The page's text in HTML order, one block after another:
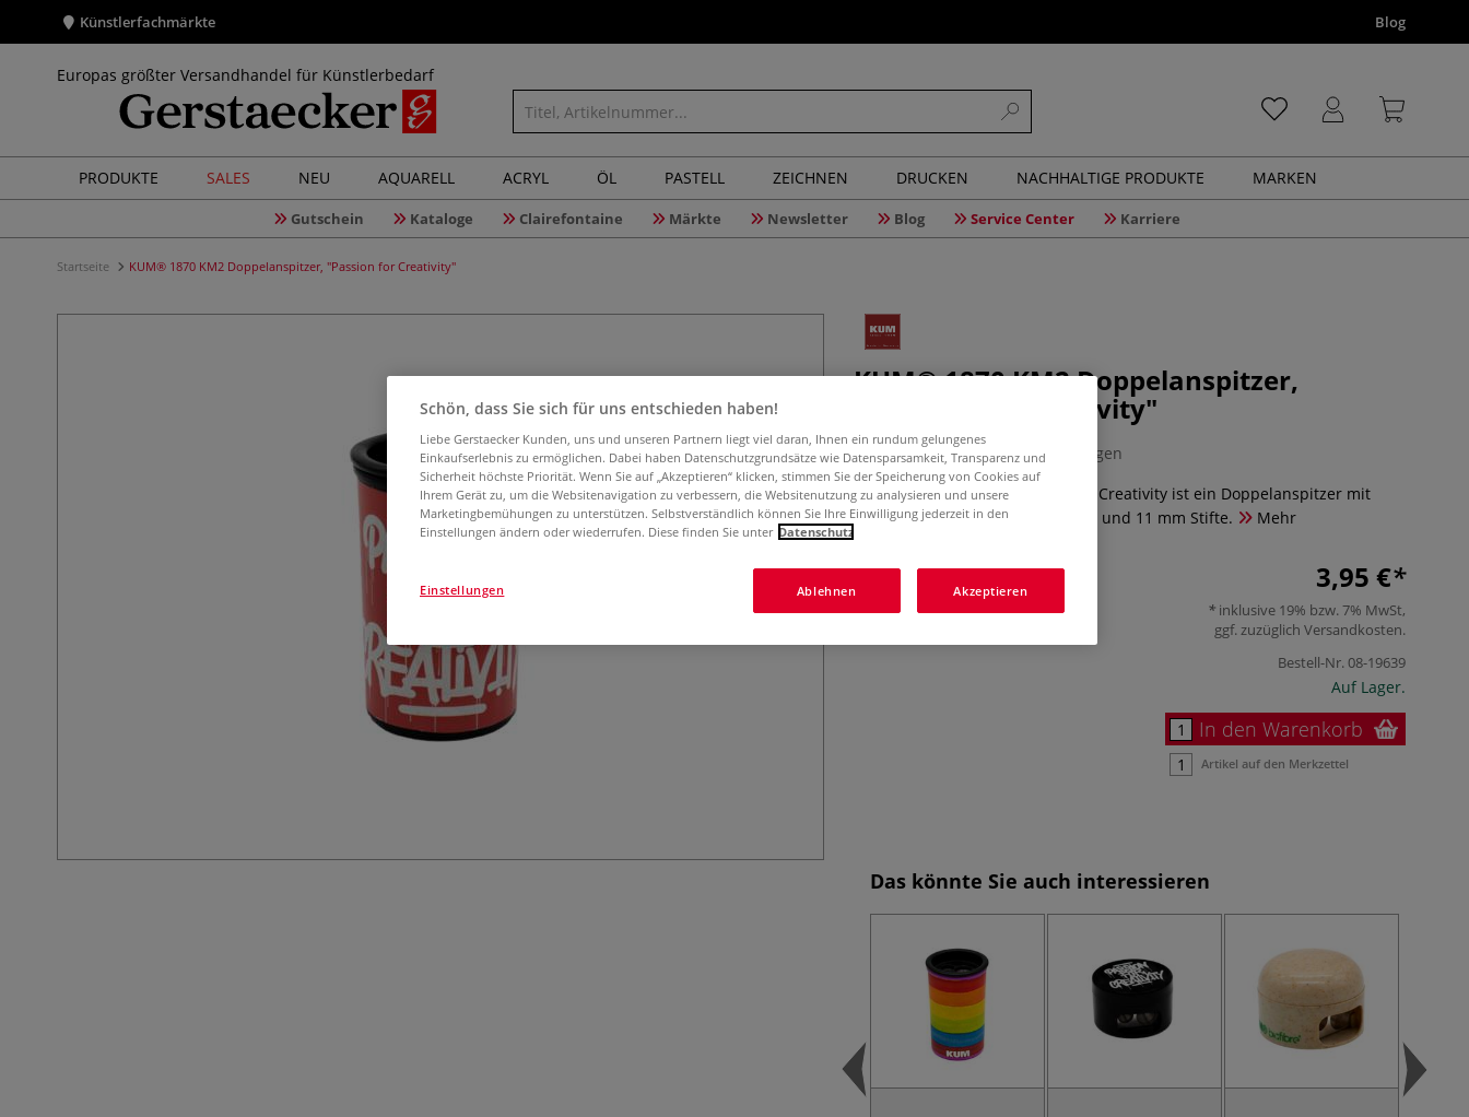
Künstlerfachmärkte Blog
Europas größter Versandhandel für Künstlerbedarf
PRODUKTE SALES NEU AQUARELL ACRYL ÖL PASTELL ZEICHNEN DRUCKEN NACHHALTIGE PRODUKTE MARKEN
Gutschein Kataloge Clairefontaine Märkte Newsletter Blog Service Center Karriere
Startseite KUM® 1870 KM2 Doppelanspitzer, "Passion for Creativity"
KUM® 1870 KM2 Doppelanspitzer,
"Passion for Creativity"
0 Bewertungen
Der KUM® 1870 KM2 Passion for Creativity ist ein Doppelanspitzer mit
Spänereservoir und Deckel. Für 8 und 11 mm Stifte.
Mehr
3,95 €
inklusive 19% bzw. 7% MwSt,
ggf. zuzüglich Versandkosten.
Bestell-Nr.08-19639
Auf Lager.
In den Warenkorb
Artikel auf den Merkzettel
Das könnte Sie auch interessieren
Schön, dass Sie sich für uns entschieden haben!
Liebe Gerstaecker Kunden, uns und unseren Partnern liegt viel daran, Ihnen ein rundum gelungenes
Einkaufserlebnis zu ermöglichen. Dabei haben Datenschutzgrundsätze wie Datensparsamkeit, Transparenz und
Sicherheit höchste Priorität. Wenn Sie auf „Akzeptieren“ klicken, stimmen Sie der Speicherung von Cookies auf
Ihrem Gerät zu, um die Websitenavigation zu verbessern, die Websitenutzung zu analysieren und unsere
Marketingbemühungen zu unterstützen. Selbstverständlich können Sie Ihre Einwilligung jederzeit in den
Einstellungen ändern oder wiederrufen. Diese finden Sie unter Datenschutz
Ablehnen Akzeptieren
Einstellungen